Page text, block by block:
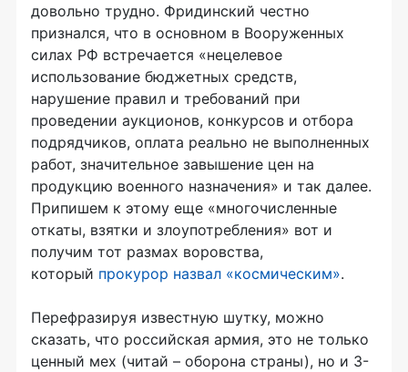
довольно трудно. Фридинский честно
признался, что в основном в Вооруженных
силах РФ встречается «нецелевое
использование бюджетных средств,
нарушение правил и требований при
проведении аукционов, конкурсов и отбора
подрядчиков, оплата реально не выполненных
работ, значительное завышение цен на
продукцию военного назначения» и так далее.
Припишем к этому еще «многочисленные
откаты, взятки и злоупотребления» вот и
получим тот размах воровства,
который прокурор назвал «космическим».
Перефразируя известную шутку, можно
сказать, что российская армия, это не только
ценный мех (читай – оборона страны), но и 3-